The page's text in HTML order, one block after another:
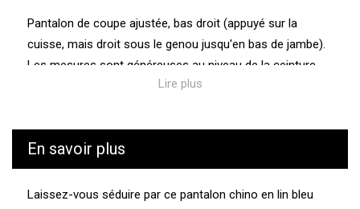
Pantalon de coupe ajustée, bas droit (appuyé sur la
cuisse, mais droit sous le genou jusqu'en bas de jambe).
Les mesures sont généreuses au niveau de la ceinture
CUB est le plus vigilant possible durant tout le processus
de fabrication et transport de ses produits. Nous
connaissons les valeurs et l’écosystème des usines et
Lire plus
En savoir plus
Laissez-vous séduire par ce pantalon chino en lin bleu